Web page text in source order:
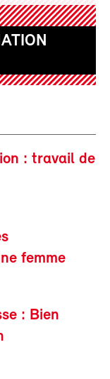
: travail de
femme
: Bien